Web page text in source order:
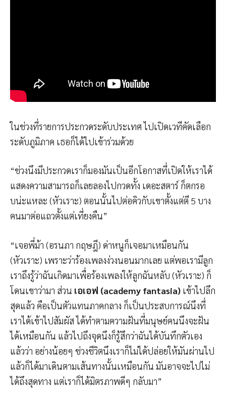
ในช่วงที่รายการประกวดระดับประเทศ ไปเปิดเวทีคัดเลือก
ระดับภูมิภาค เธอก็ได้ไปเข้าร่วมด้วย
“ช่วงนึงมีประกวดเราก็มองมันเป็นอีกโอกาสที่เปิดให้เราได้
แสดงความสามารถก็เลยลองไปกวดทั้ง เดอะสตาร์ ก็ตกรอ
บน่ะแหละ (หัวเราะ) ตอนนั้นไปต่อคิวกับเขาตั้งแต่ตี 5 บาง
คนมาต่อแถวตั้งแต่เที่ยงคืน”
“เจอพี่ม้า (อรนภา กฤษฎี) ด่าหนูก็เจอมาเหมือนกัน
(หัวเราะ) เพราะว่าร้องเพลงง่วงนอนมากเลย แต่พอเรามีลูก
เราถึงรู้ว่าฉันเกิดมาเพื่อร้องเพลงให้ลูกฉันหลับ (หัวเราะ) ก็
โดนเขาว่ามา ส่วน เอเอฟ (academy fantasia) เข้าไปลึก
สุดแล้ว คือเป็นตัวแทนภาคกลาง ก็เป็นประสบการณ์นึงที่
เราได้เข้าไปสัมผัส ได้ทำตามความฝันที่มนุษย์คนนึงจะฝัน
ได้เหมือนกัน แล้วไปถึงจุดนึงก็รู้สึกว่าฉันได้บันทึกตัวเอง
แล้วว่า อย่างน้อยๆ ช่วงชีวิตนึงเราก็ไม่ได้ปล่อยให้มันผ่านไป
แล้วก็ได้มาเดินตามเส้นทางนั้นเหมือนกัน มันอาจจะไปไม่
ได้ถึงสุดทาง แต่เราก็ได้มิตรภาพดีๆ กลับมา”